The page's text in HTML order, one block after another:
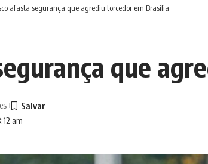
afasta segurança que agrediu torcedor em Brasília
que
am